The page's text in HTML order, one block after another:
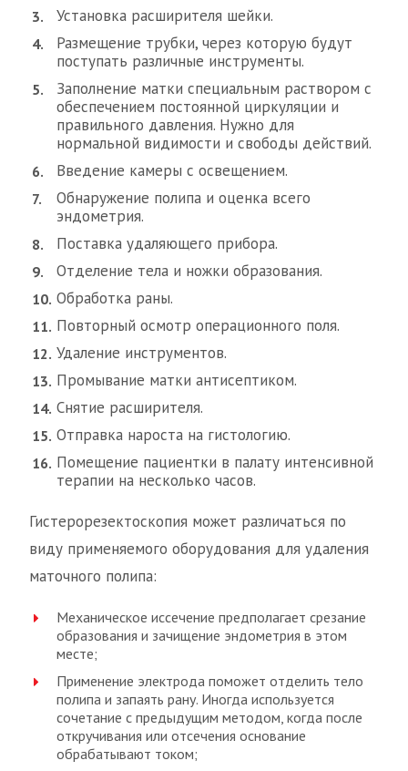
Установка расширителя шейки.
Размещение трубки, через которую будут
поступать различные инструменты.
Заполнение матки специальным раствором с
обеспечением постоянной циркуляции и
правильного давления. Нужно для
нормальной видимости и свободы действий.
Введение камеры с освещением.
Обнаружение полипа и оценка всего
эндометрия.
Поставка удаляющего прибора.
Отделение тела и ножки образования.
Обработка раны.
Повторный осмотр операционного поля.
Удаление инструментов.
Промывание матки антисептиком.
Снятие расширителя.
Отправка нароста на гистологию.
Помещение пациентки в палату интенсивной
терапии на несколько часов.
Гистерорезектоскопия может различаться по
виду применяемого оборудования для удаления
маточного полипа:
Механическое иссечение предполагает срезание
образования и зачищение эндометрия в этом
месте;
Применение электрода поможет отделить тело
полипа и запаять рану. Иногда используется
сочетание с предыдущим методом, когда после
откручивания или отсечения основание
обрабатывают током;